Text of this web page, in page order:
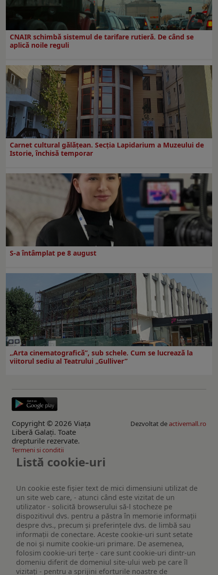
CNAIR schimbă sistemul de tarifare rutieră. De când se
aplică noile reguli
Carnet cultural gălăţean. Secţia Lapidarium a Muzeului de
Istorie, închisă temporar
S-a întâmplat pe 8 august
„Arta cinematografică”, sub schele. Cum se lucrează la
viitorul sediu al Teatrului „Gulliver”
Copyright © 2026 Viaţa
Liberă Galaţi. Toate
drepturile rezervate.
Dezvoltat deactivemall.ro
Termeni si conditii
Listă cookie-uri
Un cookie este fişier text de mici dimensiuni utilizat de
un site web care, - atunci când este vizitat de un
utilizator - solicită browserului să-l stocheze pe
dispozitivul dvs. pentru a păstra în memorie informații
despre dvs., precum și preferințele dvs. de limbă sau
informații de conectare. Aceste cookie-uri sunt setate
de noi și numite cookie-uri primare. De asemenea,
folosim cookie-uri terțe - care sunt cookie-uri dintr-un
domeniu diferit de domeniul site-ului web pe care îl
vizitați - pentru a sprijini eforturile noastre de